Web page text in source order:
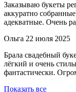
Заказываю букеты
аккуратно
адекватные. Очень
Ольга 22 июля 2025
Брала свадебный
лёгкий и очень
фантастически.
Показать все